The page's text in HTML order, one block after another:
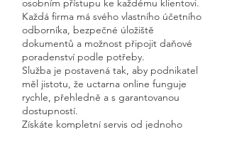
osobním přístupu ke každému klientovi.
Každá firma má svého vlastního účetního
odborníka, bezpečné úložiště
dokumentů a možnost připojit daňové
poradenství podle potřeby.
Služba je postavená tak, aby podnikatel
měl jistotu, že uctarna online funguje
rychle, přehledně a s garantovanou
dostupností.
Získáte kompletní servis od jednoho